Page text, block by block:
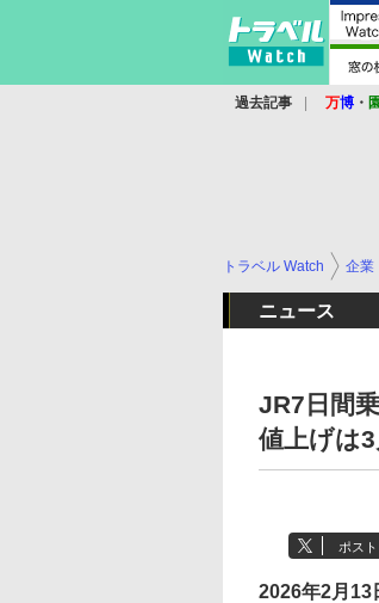
過去記事 万博 ・
トラベル Watch 企業
ニュース
JR7日間
値上げは
ポスト
2026年2月13